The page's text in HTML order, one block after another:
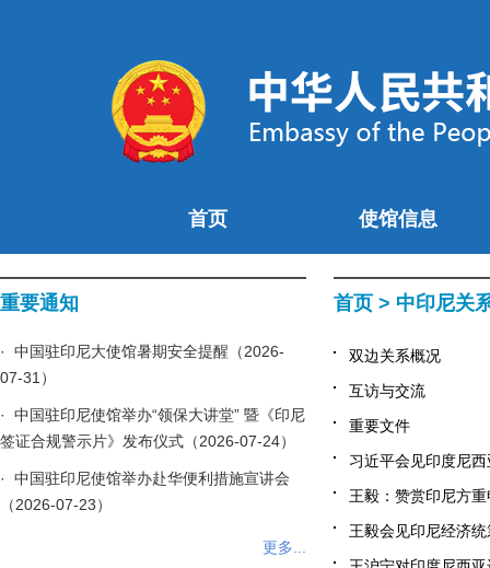
首页 使馆信息
重要通知
· 中国驻印尼大使馆暑期安全提醒（2026-
07-31）
· 中国驻印尼使馆举办“领保大讲堂” 暨《印尼
签证合规警示片》发布仪式（2026-07-24）
· 中国驻印尼使馆举办赴华便利措施宣讲会
（2026-07-23）
更多...
首页 > 中印尼关
双边关系概况
互访与交流
重要文件
习近平会见印度尼
王毅：赞赏印尼方
王毅会见印尼经济